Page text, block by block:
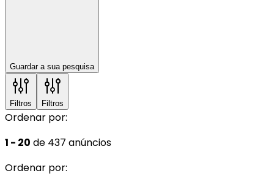
Guardar a sua pesquisa
Filtros Filtros
Ordenar por:
1 - 20 de 437 anúncios
Ordenar por: